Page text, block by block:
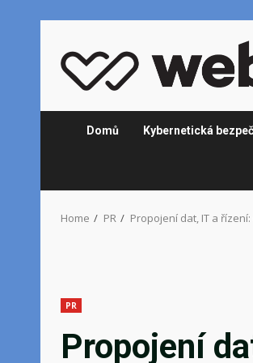
content
Domů Kybernetická
Home PR Propojení dat, IT a
PR
Propojení